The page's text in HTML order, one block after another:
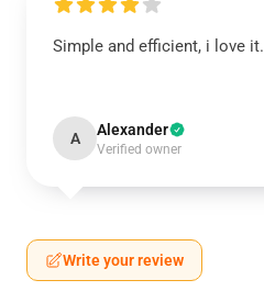
Simple and efficient, i love it.
A Alexander
Verified owner
Write your review